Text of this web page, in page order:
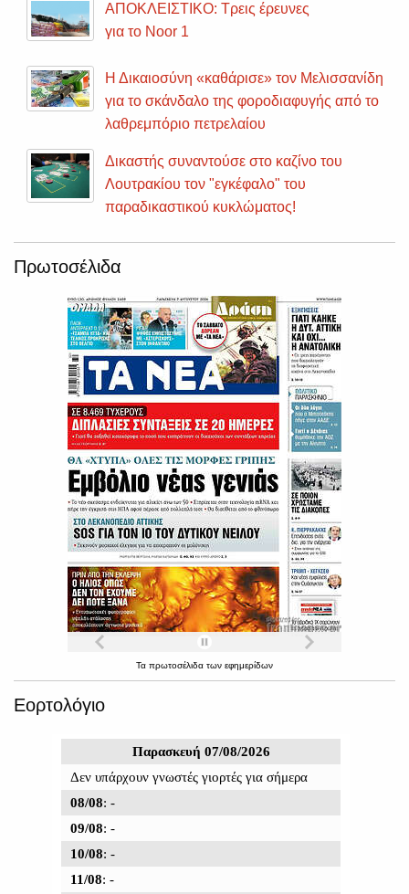
ΑΠΟΚΛΕΙΣΤΙΚΟ: Τρεις έρευνες
για το Noor 1
Η Δικαιοσύνη «καθάρισε» τον Μελισσανίδη
για το σκάνδαλο της φοροδιαφυγής από το
λαθρεμπόριο πετρελαίου
Δικαστής συναντούσε στο καζίνο του
Λουτρακίου τον "εγκέφαλο" του
παραδικαστικού κυκλώματος!
Πρωτοσέλιδα
Τα πρωτοσέλιδα των εφημερίδων
Εορτολόγιο